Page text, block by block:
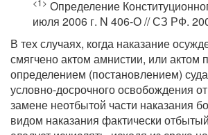
<1> Определение
июля 2006 г. N 406-О // СЗ РФ.
В тех случаях, когда наказание
смягчено актом амнистии, или актом
определением (постановлением)
условно-досрочного освобождения
замене неотбытой части наказания
видом наказания фактически